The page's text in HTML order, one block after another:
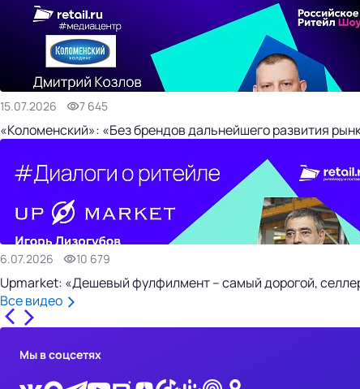
15.07.2026 7 645
«Коломенский»: «Без брендов дальнейшего развития
6.07.2026 10 679
Upmarket: «Дешевый фулфилмент – самый дорогой,
Все видео
Мы в соцсетях